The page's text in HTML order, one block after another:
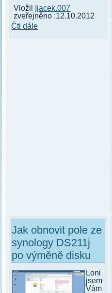
Vložil
Ijacek.007
zveřejněno :12.10.2012
Čti dále
Jak obnovit pole ze
synology DS211j
po výměně disku
Loni
jsem
Vám